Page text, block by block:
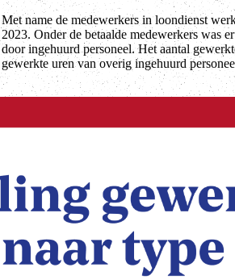
Met name de medewerkers in loondienst
2023. Onder de betaalde medewerkers was
door ingehuurd personeel. Het aantal
gewerkte uren van overig ingehuurd